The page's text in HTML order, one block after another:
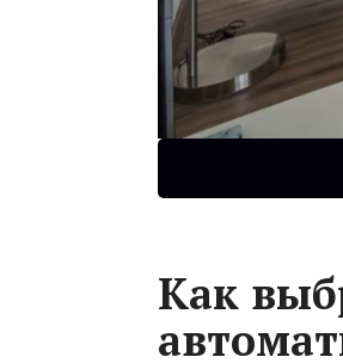
Как